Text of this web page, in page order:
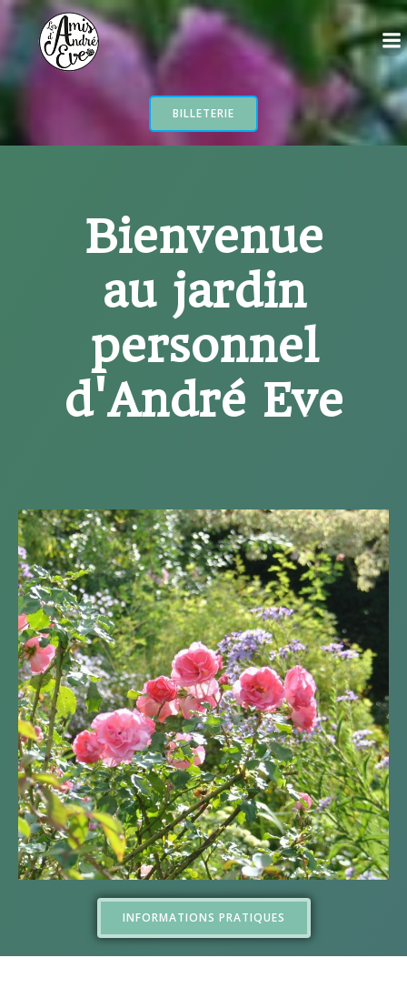
Aller
au
contenu
BILLETERIE
Bienvenue
au jardin
personnel
d'André Eve
INFORMATIONS PRATIQUES